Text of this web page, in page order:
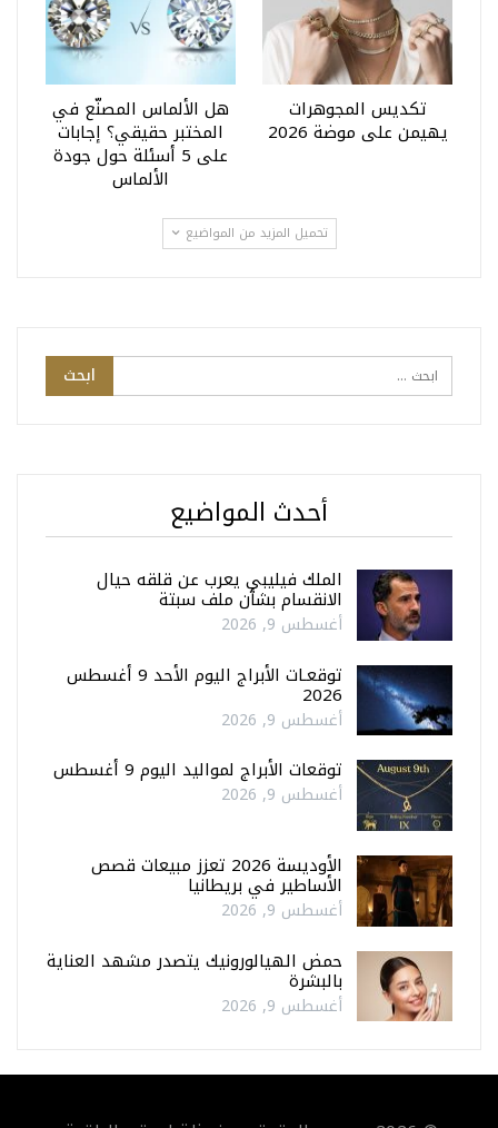
تكديس المجوهرات
يهيمن على موضة 2026
هل الألماس المصنّع في
المختبر حقيقي؟ إجابات
على 5 أسئلة حول جودة
الألماس
تحميل المزيد من المواضيع
أحدث المواضيع
الملك فيليبي يعرب عن قلقه حيال
الانقسام بشأن ملف سبتة
أغسطس 9, 2026
توقعـات الأبراج اليوم الأحد 9 أغسطس
2026
أغسطس 9, 2026
توقعات الأبراج لمواليد اليوم 9 أغسطس
أغسطس 9, 2026
الأوديسة 2026 تعزز مبيعات قصص
الأساطير في بريطانيا
أغسطس 9, 2026
حمض الهيالورونيك يتصدر مشهد العناية
بالبشرة
أغسطس 9, 2026